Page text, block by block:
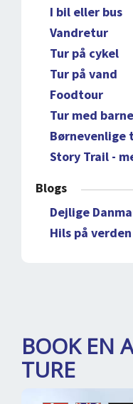
I bil eller bus
Vandretur
Tur på cykel
Tur på vand
Foodtour
Tur med
Børnevenlige
Story Trail -
Blogs
Dejlige
Hils på verden
BOOK EN
TURE